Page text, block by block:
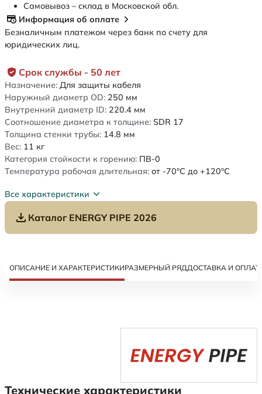
Срок службы - 50 лет
Назначение: Для защиты кабеля
Наружный диаметр OD: 250 мм
Внутренний диаметр ID: 220.4 мм
Соотношение диаметра к толщине: SDR 17
Толщина стенки трубы: 14.8 мм
Вес: 11 кг
Категория стойкости к горению: ПВ-0
Температура рабочая длительная: от -70°C до +120°C
Все характеристики
Каталог ENERGY PIPE 2026
Самовывоз – склад в Московской обл.
Информация об оплате
Безналичным платежом через банк по счету для
юридических лиц.
ОПИСАНИЕ И ХАРАКТЕРИСТИКИРАЗМЕРНЫЙ РЯДДОСТАВКА И
Технические характеристики